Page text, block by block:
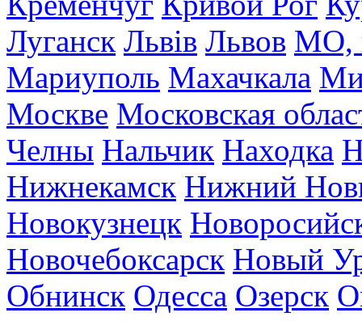
Луганск Львів Львов МО,
Мариуполь Махачкала
Москве Московская
Челны Нальчик Находка
Нижнекамск Нижний
Новокузнецк
Новочебоксарск Новый
Обнинск Одесса Озерск